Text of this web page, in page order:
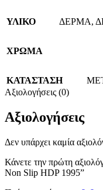
ΥΛΙΚΟ ΔΕΡΜΑ,
ΧΡΩΜΑ
ΚΑΤΑΣΤΑΣΗ
Αξιολογήσεις (0)
Αξιολογήσεις
Δεν υπάρχει καμία
Κάνετε την πρώτη
Non Slip HDP 1995”